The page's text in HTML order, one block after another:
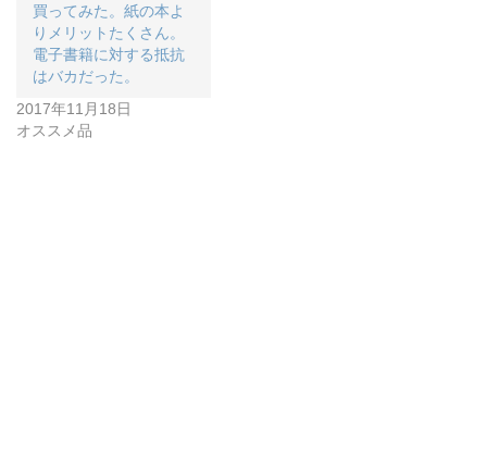
買ってみた。紙の本よ
りメリットたくさん。
電子書籍に対する抵抗
はバカだった。
2017年11月18日
オススメ品